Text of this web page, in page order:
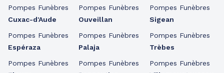
Pompes Funèbres
Cuxac-d'Aude
Pompes Funèbres
Espéraza
Pompes Funèbres
Pompes Funèbres
Ouveillan
Pompes Funèbres
Palaja
Pompes Funèbres
Pompes Funèbres
Sigean
Pompes Funèbres
Trèbes
Pompes Funèbres